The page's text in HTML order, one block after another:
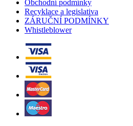
Obchodní podmínky
Recyklace a legislativa
ZÁRUČNÍ PODMÍNKY
Whistleblower